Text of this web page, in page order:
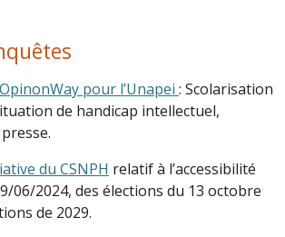
pour l’Unapei : Scolarisation
de handicap intellectuel,
du CSNPH relatif à l’accessibilité
06/2024, des élections du 13 octobre
de 2029.